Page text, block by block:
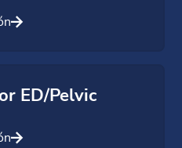
ED/Pelvic